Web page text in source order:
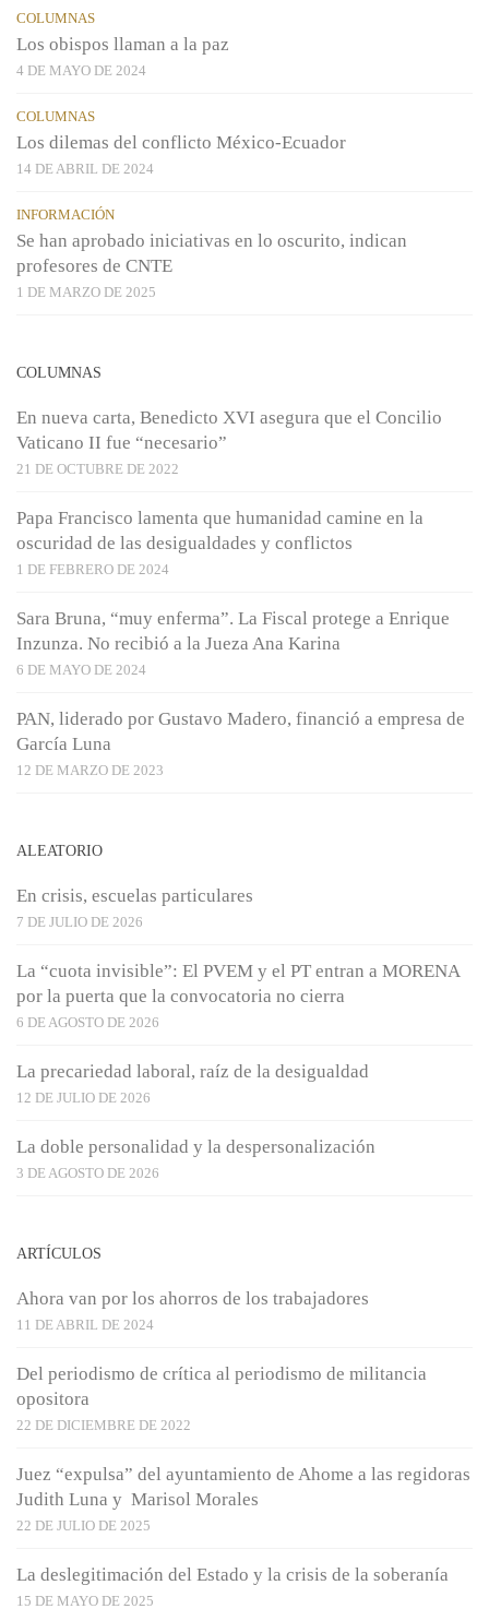
COLUMNAS
Los obispos llaman a la paz
4 DE MAYO DE 2024
COLUMNAS
Los dilemas del conflicto México-Ecuador
14 DE ABRIL DE 2024
INFORMACIÓN
Se han aprobado iniciativas en lo oscurito, indican
profesores de CNTE
1 DE MARZO DE 2025
COLUMNAS
En nueva carta, Benedicto XVI asegura que el Concilio
Vaticano II fue “necesario”
21 DE OCTUBRE DE 2022
Papa Francisco lamenta que humanidad camine en la
oscuridad de las desigualdades y conflictos
1 DE FEBRERO DE 2024
Sara Bruna, “muy enferma”. La Fiscal protege a Enrique
Inzunza. No recibió a la Jueza Ana Karina
6 DE MAYO DE 2024
PAN, liderado por Gustavo Madero, financió a empresa de
García Luna
12 DE MARZO DE 2023
ALEATORIO
En crisis, escuelas particulares
7 DE JULIO DE 2026
La “cuota invisible”: El PVEM y el PT entran a MORENA
por la puerta que la convocatoria no cierra
6 DE AGOSTO DE 2026
La precariedad laboral, raíz de la desigualdad
12 DE JULIO DE 2026
La doble personalidad y la despersonalización
3 DE AGOSTO DE 2026
ARTÍCULOS
Ahora van por los ahorros de los trabajadores
11 DE ABRIL DE 2024
Del periodismo de crítica al periodismo de militancia
opositora
22 DE DICIEMBRE DE 2022
Juez “expulsa” del ayuntamiento de Ahome a las regidoras
Judith Luna y Marisol Morales
22 DE JULIO DE 2025
La deslegitimación del Estado y la crisis de la soberanía
15 DE MAYO DE 2025